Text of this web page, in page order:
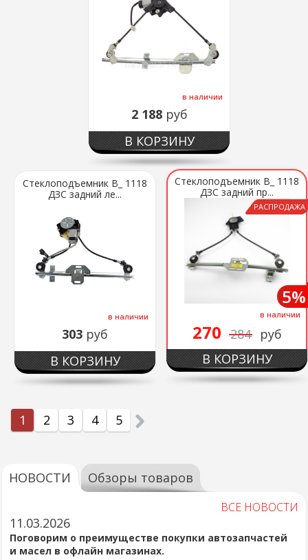
в наличии
2 188 руб
В КОРЗИНУ
Стеклоподъемник В_ 1118
ДЗС задний ле...
в наличии
303 руб
В КОРЗИНУ
РАСПРОДАЖА
Стеклоподъемник В_ 1118
ДЗС задний пр...
в наличии
270 284 руб
5%
В КОРЗИНУ
1 2 3 4 5
НОВОСТИ Обзоры товаров
ВСЕ НОВОСТИ
11.03.2026
Поговорим о преимуществе покупки автозапчастей
и масел в офлайн магазинах.